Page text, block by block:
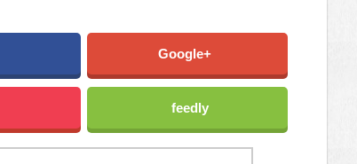
Google+
feedly